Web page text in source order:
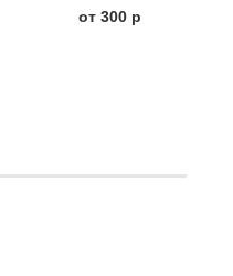
от 300 р